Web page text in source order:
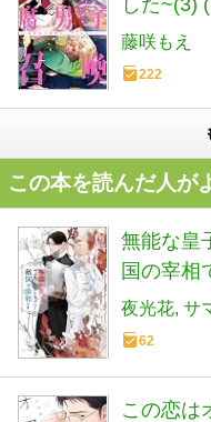
した~(3)
藤咲もえ
222
この本を読んだ人が
無能な皇
国の宰相
夜光花 サ
62
この恋は